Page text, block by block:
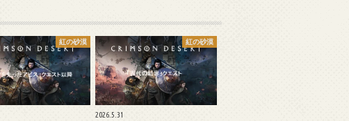
紅の砂漠 紅の砂漠
2026.5.31